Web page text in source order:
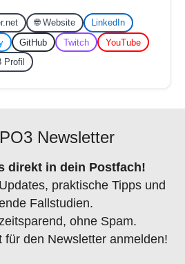
🌐 Website
LinkedIn
GitHub Twitch
YouTube
Profil
Newsletter
direkt in dein Postfach!
praktische Tipps und
Fallstudien.
ohne Spam.
für den Newsletter anmelden!